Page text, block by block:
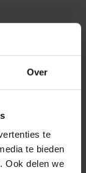
Over
te
te bieden
Ook delen we